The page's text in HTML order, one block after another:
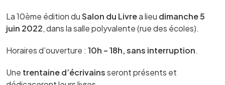
La 10ème édition duSalon du Livrea lieu dimanche 5
juin 2022, dans la salle polyvalente (rue des écoles).
Horaires d’ouverture : 10h – 18h, sans interruption.
Une trentaine d’écrivainsseront présents et